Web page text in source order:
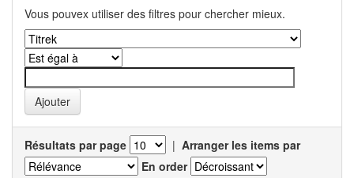
Vous pouvex utiliser des filtres pour chercher mieux.
Résultats par page | Arranger les items par
En order